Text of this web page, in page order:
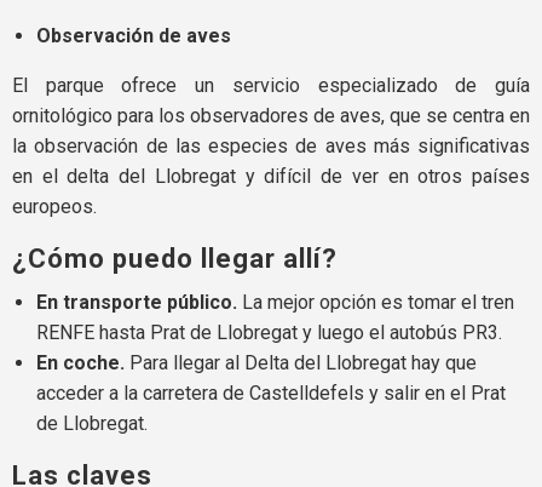
Observación de aves
El parque ofrece un servicio especializado de guía
ornitológico para los observadores de aves, que se centra en
la observación de las especies de aves más significativas
en el delta del Llobregat y difícil de ver en otros países
europeos.
¿Cómo puedo llegar allí?
En transporte público. La mejor opción es tomar el tren
RENFE hasta Prat de Llobregat y luego el autobús PR3.
En coche. Para llegar al Delta del Llobregat hay que
acceder a la carretera de Castelldefels y salir en el Prat
de Llobregat.
Las claves